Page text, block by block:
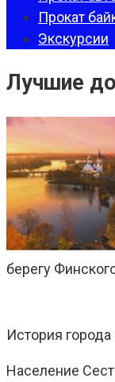
Прокат
Экскурсии
Лучшие
берегу
История
Население